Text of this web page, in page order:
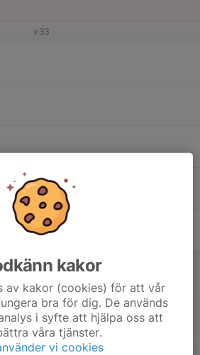
v.33
v.34
kakor
av kakor (cookies) för att vår
bra för dig. De används
i syfte att hjälpa oss att
våra tjänster.
vi cookies